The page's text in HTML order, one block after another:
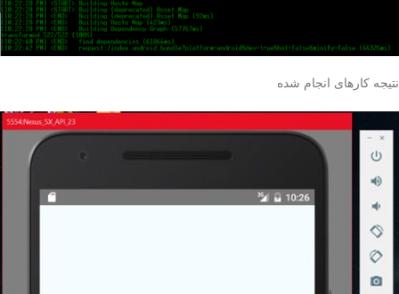
نتیجه کارهای انجام شده